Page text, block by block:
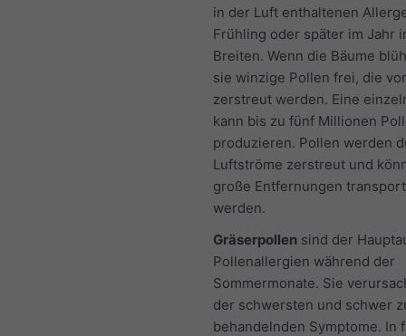
in der Luft enthaltenen
Frühling oder später im Jahr
Breiten. Wenn die Bäume
sie winzige Pollen frei, die
zerstreut werden. Eine
kann bis zu fünf Millionen
produzieren. Pollen werden
Luftströme zerstreut und
große Entfernungen
werden.
Gräserpollen sind der
Pollenallergien während der
Sommermonate. Sie
der schwersten und schwer
behandelnden Symptome. In